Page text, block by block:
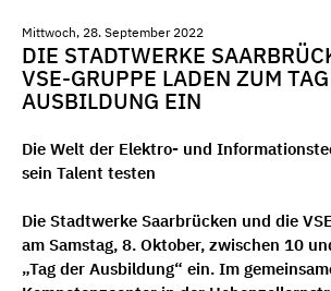
Mittwoch, 28. September 2022
DIE STADTWERKE
VSE-GRUPPE LADEN ZUM
AUSBILDUNG EIN
Die Welt der Elektro- und
sein Talent testen
Die Stadtwerke Saarbrücken und die
am Samstag, 8. Oktober, zwischen 10
„Tag der Ausbildung“ ein. Im